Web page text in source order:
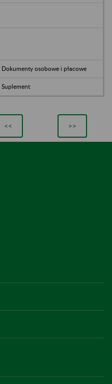
Dokumenty osobowe i płacowe
Suplement
<< >>